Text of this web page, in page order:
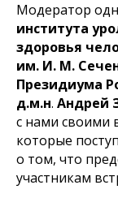
Модератор
института
здоровья
им. И. М.
Президиума
д.м.н. Андрей
с нами своими
которые
о том, что
участникам